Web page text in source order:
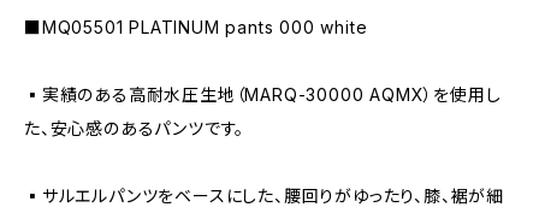
■MQ05501 PLATINUM pants 000 white
▪️実績のある高耐水圧生地（MARQ-30000 AQMX）を使用し
た、安心感のあるパンツです。
▪️サルエルパンツをベースにした、腰回りがゆったり、膝、裾が細